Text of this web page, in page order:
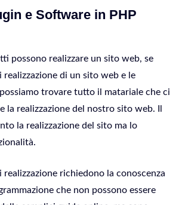
e Software in PHP
possono realizzare un sito web, se
realizzazione di un sito web e le
trovare tutto il matariale che ci
la realizzazione del nostro sito web. Il
la realizzazione del sito ma lo
richiedono la conoscenza
che non possono essere